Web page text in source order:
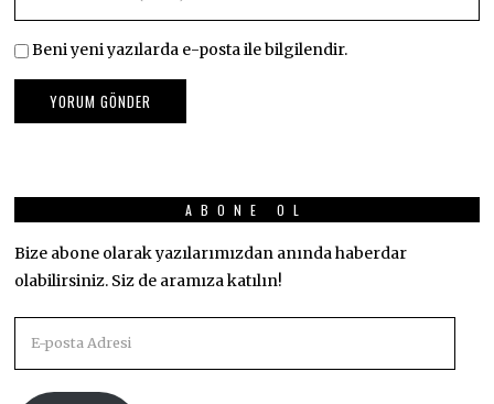
Beni yeni yazılarda e-posta ile bilgilendir.
ABONE OL
Bize abone olarak yazılarımızdan anında haberdar
olabilirsiniz. Siz de aramıza katılın!
posta